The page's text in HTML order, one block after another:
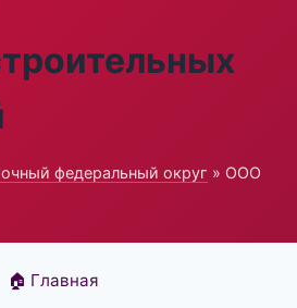
федеральный округ » ООО
🏠 Главная